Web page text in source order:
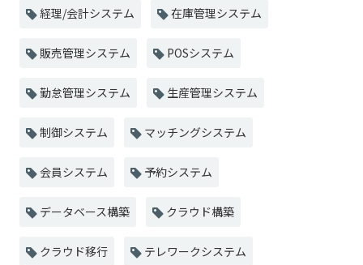
経理/会計システム 在庫管理システム
販売管理システム POSシステム
勤怠管理システム 生産管理システム
制御システム マッチングシステム
会員システム 予約システム
データベース構築 クラウド構築
クラウド移行 テレワークシステム